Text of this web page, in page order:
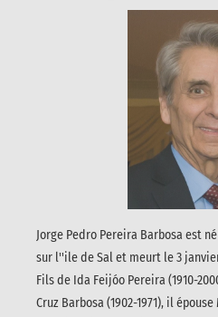
Jorge Pedro Pereira Barbosa est
sur l''ile de Sal et meurt le 3
Fils de Ida Feijóo Pereira (1910-
Cruz Barbosa (1902-1971), il